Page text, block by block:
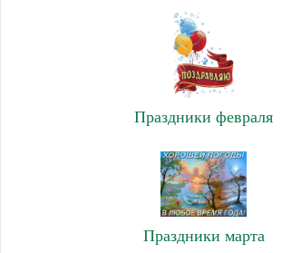
Праздники февраля
Праздники марта